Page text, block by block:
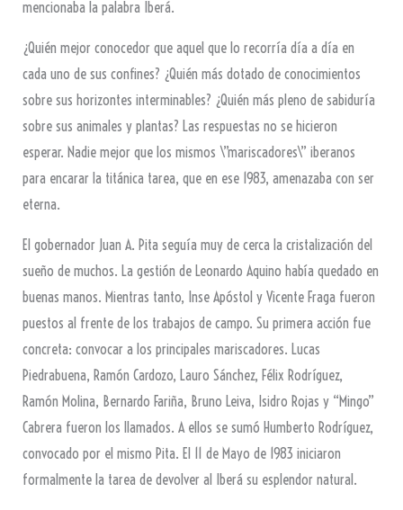
mencionaba la palabra Iberá.
¿Quién mejor conocedor que aquel que lo recorría día a día en
cada uno de sus confines? ¿Quién más dotado de conocimientos
sobre sus horizontes interminables? ¿Quién más pleno de sabiduría
sobre sus animales y plantas? Las respuestas no se hicieron
esperar. Nadie mejor que los mismos \”mariscadores\” iberanos
para encarar la titánica tarea, que en ese 1983, amenazaba con ser
eterna.
El gobernador Juan A. Pita seguía muy de cerca la cristalización del
sueño de muchos. La gestión de Leonardo Aquino había quedado en
buenas manos. Mientras tanto, Inse Apóstol y Vicente Fraga fueron
puestos al frente de los trabajos de campo. Su primera acción fue
concreta: convocar a los principales mariscadores. Lucas
Piedrabuena, Ramón Cardozo, Lauro Sánchez, Félix Rodríguez,
Ramón Molina, Bernardo Fariña, Bruno Leiva, Isidro Rojas y “Mingo”
Cabrera fueron los llamados. A ellos se sumó Humberto Rodríguez,
convocado por el mismo Pita. El 11 de Mayo de 1983 iniciaron
formalmente la tarea de devolver al Iberá su esplendor natural.